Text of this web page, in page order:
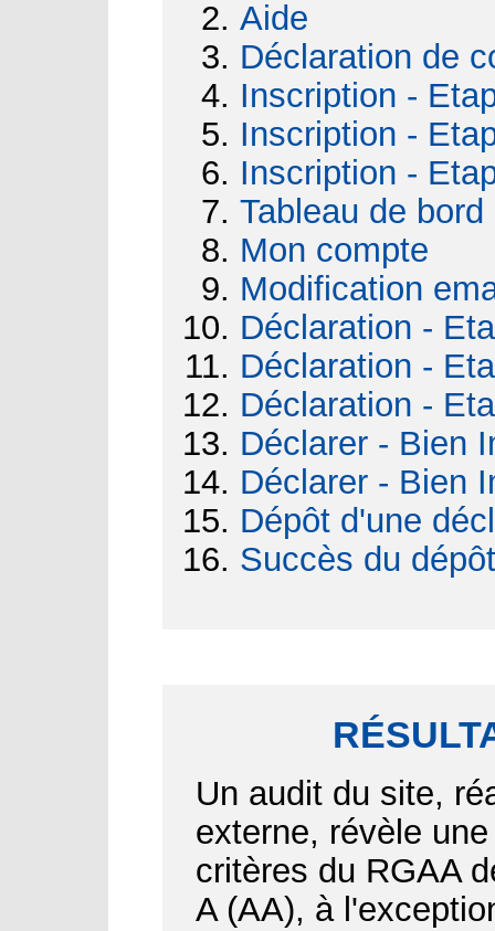
Aide
Déclaration de
Inscription -
Inscription -
Inscription -
Tableau de bord
Mon compte
Modification
Déclaration -
Déclaration -
Déclaration -
Déclarer - Bien
Déclarer - Bien
Dépôt d'une
Succès du
Un audit du site,
externe, révèle
critères du RGAA
A (AA), à